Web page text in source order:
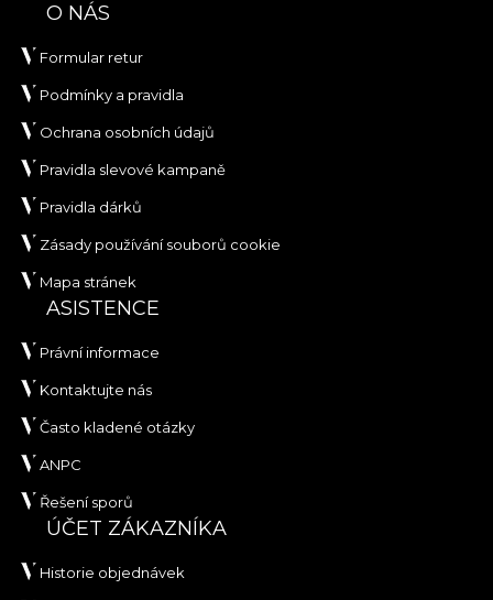
O NÁS
Formular retur
Podmínky a pravidla
Ochrana osobních údajů
Pravidla slevové kampaně
Pravidla dárků
Zásady používání souborů cookie
Mapa stránek
ASISTENCE
Právní informace
Kontaktujte nás
Často kladené otázky
ANPC
Řešení sporů
ÚČET ZÁKAZNÍKA
Historie objednávek